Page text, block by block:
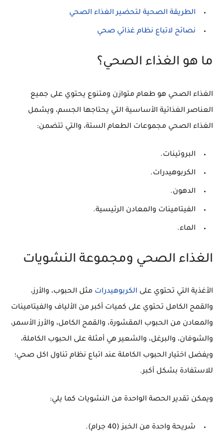
الطريقة الصحية لتحضير الغذاء الصحي
نصائح لاتباع نظام غذائي صحي
ما هو الغذاء الصحي؟
الغذاء الصحي هو طعام متوازن ومتنوع يحتوي على جميع
العناصر الغذائية الأساسية التي يحتاجها الجسم، ويشمل
الغذاء الصحي مجموعات الطعام الستة، والتي تتضمن:
البروتينات.
الكربوهيدرات.
الدهون.
الفيتامينات والمعادن الرئيسية.
الماء.
الغذاء الصحي ومجموعة النشويات
الأغذية التي تحتوي على الكربوهيدرات مثل الحبوب، والأرز،
والقمح الكامل تحتوي على كميات أكبر من الألياف والفيتامينات
والمعادن من الحبوب المقشورة، والقمح الكامل، والأرز الأسمر،
والشوفان، والبرغل، والشعير هي أمثلة على الحبوب الكاملة،
ويفضل اختيار الحبوب الكاملة عند اتباع نظام تناول اكل صحي؛
للاستفادة بشكل أكبر.
ويمكن تقديرالحصة الواحدة من النشويات كما يلي:
شريحة واحدة من الخبز (40 جرام).